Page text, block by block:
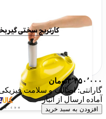
۳٬۴۵۰٬۰۰۰تومان
گارانتی: اصالت و سلامت فیزیکی
آماده ارسال از انبار
افزودن به سبد خرید